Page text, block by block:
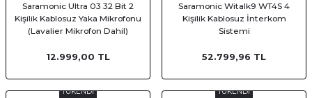
Saramonic Ultra 03 32 Bit 2
Kişilik Kablosuz Yaka Mikrofonu
(Lavalier Mikrofon Dahil)
12.999,00 TL
Saramonic Witalk9 WT4S 4
Kişilik Kablosuz İnterkom
Sistemi
52.799,96 TL
TÜKENDİ TÜKENDİ